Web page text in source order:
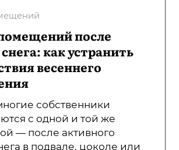
после
как устранить
весеннего
собственники
с одной и той же
— после активного
в подвале, цоколе или